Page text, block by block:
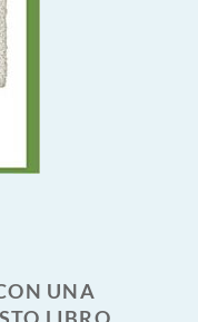
UNA